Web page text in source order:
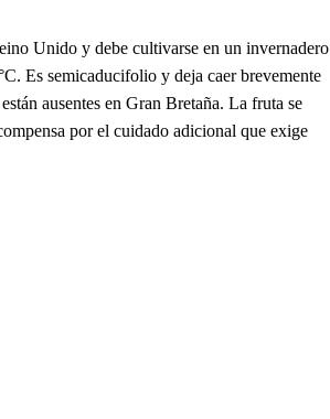
Unido y debe cultivarse en un invernadero
Es semicaducifolio y deja caer brevemente
ausentes en Gran Bretaña. La fruta se
por el cuidado adicional que exige